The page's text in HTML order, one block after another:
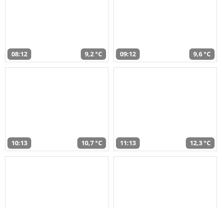
08:12 9,2 °C 09:12 9,6 °C
10:13 10,7 °C 11:13 12,3 °C